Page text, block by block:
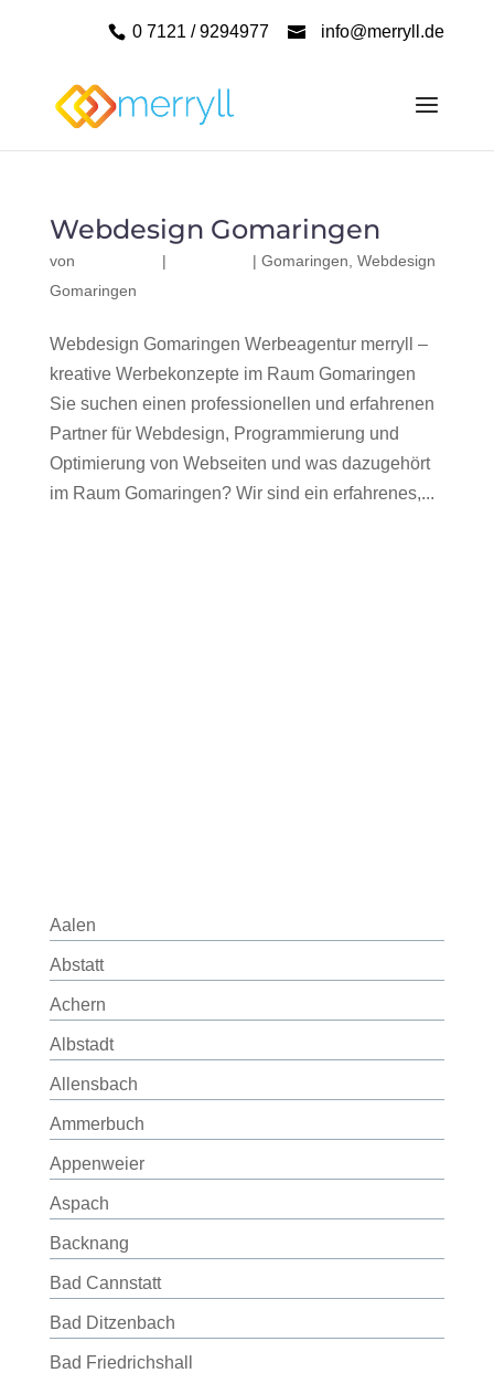
0 7121 / 9294977 info@merryll.de
Webdesign Gomaringen
von | | Gomaringen Webdesign
Gomaringen
Webdesign Gomaringen Werbeagentur merryll –
kreative Werbekonzepte im Raum Gomaringen
Sie suchen einen professionellen und erfahrenen
Partner für Webdesign, Programmierung und
Optimierung von Webseiten und was dazugehört
im Raum Gomaringen? Wir sind ein erfahrenes,...
Aalen
Abstatt
Achern
Albstadt
Allensbach
Ammerbuch
Appenweier
Aspach
Backnang
Bad Cannstatt
Bad Ditzenbach
Bad Friedrichshall